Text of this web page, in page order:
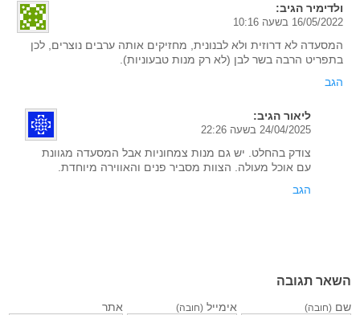
ולדימיר הגיב:
16/05/2022 בשעה 10:16
המסעדה לא דרוזית ולא לבנונית, מחזיקים אותה ערבים נוצרים, לכן
בתפריט הרבה בשר לבן (לא רק מנות טבעוניות).
הגב
ליאור הגיב:
24/04/2025 בשעה 22:26
צודק בהחלט. יש גם מנות צמחוניות אבל המסעדה מגוונת
עם אוכל מעולה. הצוות מסביר פנים והאווירה מיוחדת.
הגב
השאר תגובה
שם (חובה) אימייל (חובה) אתר